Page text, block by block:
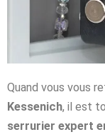
Quand vous vous
Kessenich, il est
serrurier expert